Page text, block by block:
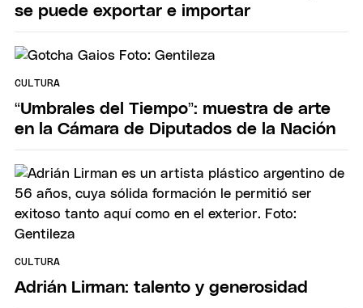
se puede exportar e importar
CULTURA
“Umbrales del Tiempo”: muestra de arte
en la Cámara de Diputados de la Nación
CULTURA
Adrián Lirman: talento y generosidad